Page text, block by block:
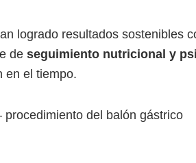
logrado resultados sostenibles
de seguimiento nutricional y
en el tiempo.